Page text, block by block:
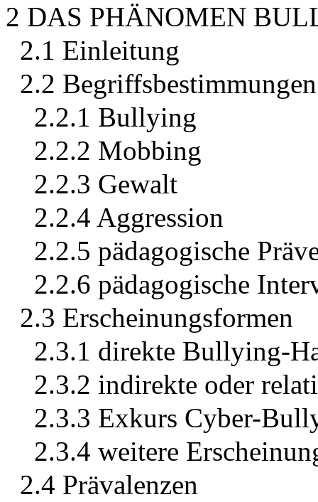
2 DAS PHÄNOMEN
2.1 Einleitung
2.2 Begriffsbestimmungen
2.2.1 Bullying
2.2.2 Mobbing
2.2.3 Gewalt
2.2.4 Aggression
2.2.5 pädagogische
2.2.6 pädagogische
2.3 Erscheinungsformen
2.3.1 direkte Bullying-
2.3.2 indirekte oder
2.3.3 Exkurs Cyber-
2.3.4 weitere
2.4 Prävalenzen